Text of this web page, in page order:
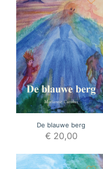
De blauwe berg
€ 20,00